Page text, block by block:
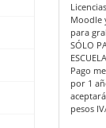
Moodle
para
SÓLO
Pago
por 1
pesos